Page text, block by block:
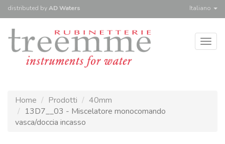
distributed byAD Waters Italiano
Home Prodotti
40mm
13D7__03 - Miscelatore monocomando
vasca/doccia incasso